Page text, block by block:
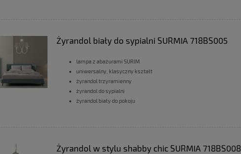
Żyrandol biały do sypialni SURMIA 718BS005
lampa z abażurami SURIM
uniwersalny, klasyczny kształt
żyrandol trzyramienny
żyrandol do sypialni
żyrandol biały do pokoju
Żyrandol w stylu shabby chic SURMIA 718BS008